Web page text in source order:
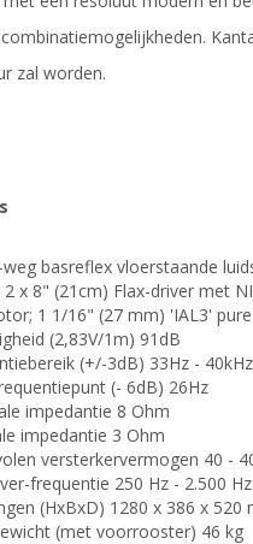
zal worden.
weg basreflex vloerstaande
2 x 8" (21cm) Flax-driver met
1 1/16" (27 mm) 'IAL3'
(2,83V/1m) 91dB
(+/-3dB) 33Hz - 40kHz
(- 6dB) 26Hz
impedantie 8 Ohm
impedantie 3 Ohm
versterkervermogen 40 -
frequentie 250 Hz - 2.500 Hz
(HxBxD) 1280 x 386 x 520
(met voorrooster) 46 kg